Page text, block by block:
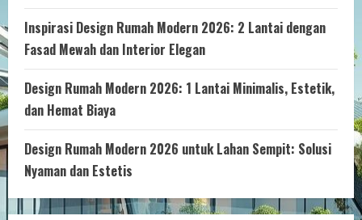
Inspirasi Design Rumah Modern 2026: 2 Lantai dengan
Fasad Mewah dan Interior Elegan
Design Rumah Modern 2026: 1 Lantai Minimalis, Estetik,
dan Hemat Biaya
Design Rumah Modern 2026 untuk Lahan Sempit: Solusi
Nyaman dan Estetis